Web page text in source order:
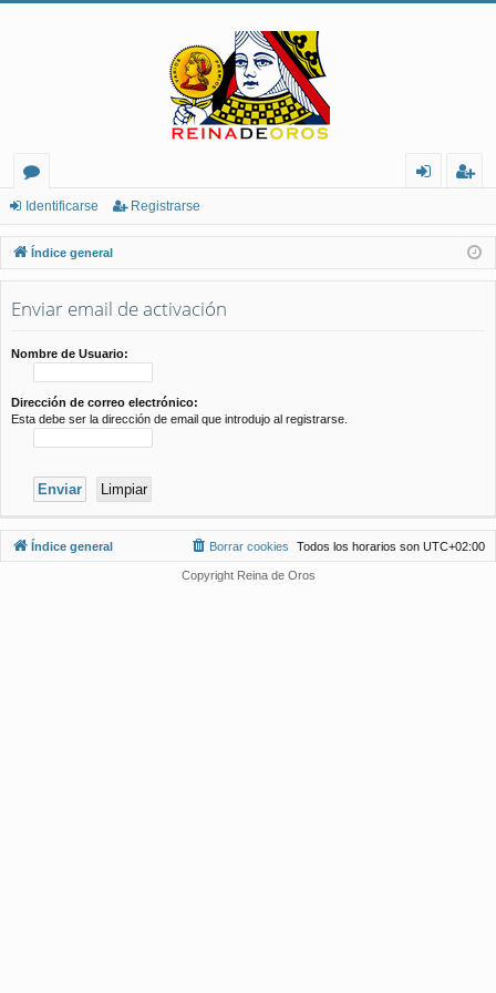
or
os
nt
ifi
ist
ra
Identificarse Registrarse
Índice general
Enviar email de activación
Nombre de Usuario:
Dirección de correo electrónico:
Esta debe ser la dirección de email que introdujo al registrarse.
Índice general Todos los horarios son UTC+02:00
Borrar cookies
Copyright Reina de Oros